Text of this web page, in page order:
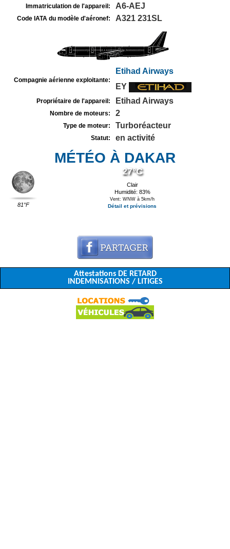
Immatriculation de l'appareil: A6-AEJ
Code IATA du modèle d'aéronef: A321 231SL
Compagnie aérienne exploitante:
Etihad Airways
EY
Propriétaire de l'appareil: Etihad Airways
Nombre de moteurs: 2
Type de moteur: Turboréacteur
Statut: en activité
MÉTÉO À DAKAR
81°F
27°C
Clair
Humidité: 83%
Vent: WNW à 5km/h
Détail et prévisions
Attestations DE RETARD
INDEMNISATIONS / LITIGES